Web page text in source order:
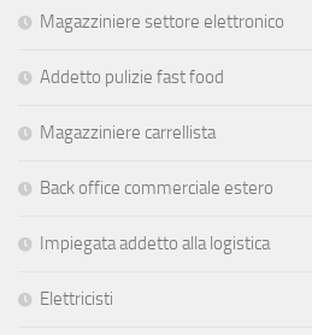
Magazziniere settore elettronico
Addetto pulizie fast food
Magazziniere carrellista
Back office commerciale estero
Impiegata addetto alla logistica
Elettricisti